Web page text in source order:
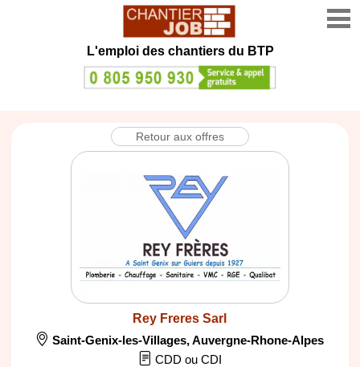
L'emploi des chantiers du BTP
Retour aux offres
Rey Freres Sarl
Saint-Genix-les-Villages,Auvergne-Rhone-Alpes
CDD ou CDI